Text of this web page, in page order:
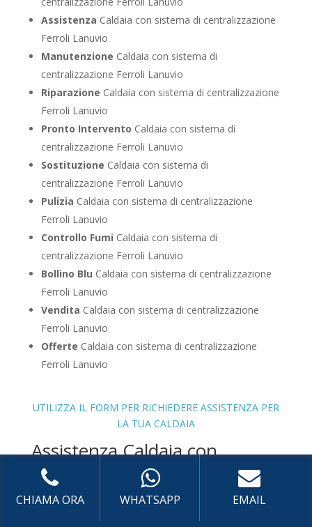
Assistenza Caldaia con sistema di centralizzazione
Ferroli Lanuvio
Manutenzione Caldaia con sistema di
centralizzazione Ferroli Lanuvio
Riparazione Caldaia con sistema di centralizzazione
Ferroli Lanuvio
Pronto Intervento Caldaia con sistema di
centralizzazione Ferroli Lanuvio
Sostituzione Caldaia con sistema di
centralizzazione Ferroli Lanuvio
Pulizia Caldaia con sistema di centralizzazione
Ferroli Lanuvio
Controllo Fumi Caldaia con sistema di
centralizzazione Ferroli Lanuvio
Bollino Blu Caldaia con sistema di centralizzazione
Ferroli Lanuvio
Vendita Caldaia con sistema di centralizzazione
Ferroli Lanuvio
Offerte Caldaia con sistema di centralizzazione
Ferroli Lanuvio
UTILIZZA IL FORM PER RICHIEDERE ASSISTENZA PER
LA TUA CALDAIA
Assistenza Caldaia con
sistema di centralizzato a
basamento Ferroli
CHIAMA ORA WHATSAPP EMAIL